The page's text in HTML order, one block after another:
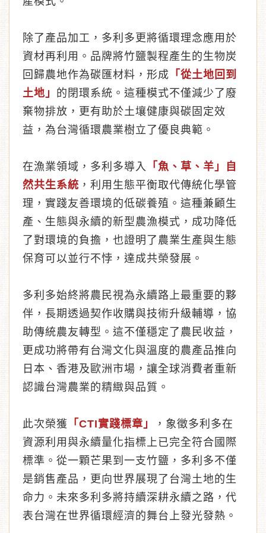
除了產品加工，多利多更將循環理念應用於
資材再利用。品牌將竹鹽製程產生的生物炭
回歸農地作為碳匯材料，形成 「從土地回到
土地」 的閉環系統。這種模式不僅減少了廢
棄物排放，更有助於土壤健康與碳固定效
益，為台灣循環農業樹立了優良典範。
在漁業領域，多利多導入
「魚、草、羊」自
然共生系統 ，利用生態平衡取代傳統化學管
理，實踐友善環境的低碳養殖。這種兼顧生
產、生態與永續的新型農漁模式，成功降低
了對環境的負擔，也證明了農業生產與生態
保育可以並行不悖，達成共榮發展。
多利多始終將農民視為永續路上最重要的夥
伴，長期透過契作收購與技術升級輔導，協
助傳統農友轉型。這不僅穩定了農民收益，
更成功將帶有台灣文化與溫度的農產品推向
日本、香港及歐洲市場，讓全球消費者重新
認識台灣農業的精緻與品質。
此次榮獲 「CTI實踐標章」
，象徵多利多在
資源利用與永續量化指標上已完全符合國際
標準。從一顆芒果到一支竹鹽，多利多不僅
是銷售產品，更向世界展現了台灣土地的生
命力。未來多利多將持續深耕永續之路，代
表台灣在世界循環經濟的舞台上發光發熱。